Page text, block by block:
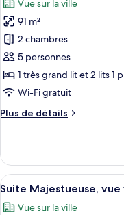
Suite
Exécutive,
vue
ville
les
photos
pour
ce
type
de
chambre :
Suite
ville
Vue sur la ville
91 m²
2 chambres
5 personnes
1 très grand lit et 2 lits 1
Wi-Fi gratuit
Plus de détails
Plus
le
type
de
Suite
Afficher
toutes
14
Suite Majestueuse, vue
Vue sur la ville